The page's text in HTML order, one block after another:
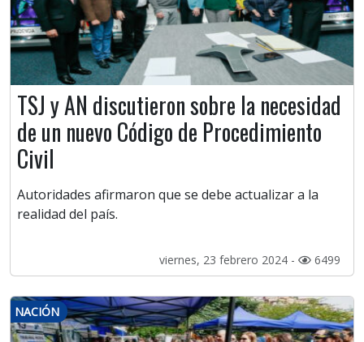
TSJ y AN discutieron sobre la necesidad
de un nuevo Código de Procedimiento
Civil
Autoridades afirmaron que se debe actualizar a la
realidad del país.
viernes, 23 febrero 2024 - 6499
NACIÓN